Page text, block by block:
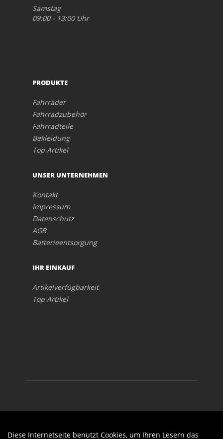
Samstag
09:00 - 13:00 Uhr
PRODUKTE
Fahrräder
Fahrradzubehör
Fahrradteile
Bekleidung
Top Artikel
UNSER UNTERNEHMEN
Kontakt
Impressum
Datenschutz
AGB
Batterieentsorgung
IHR EINKAUF
Artikelverfügbarkeit
Top Artikel
Diese Internetseite benutzt Cookies, um Ihren Lesern das
Auftrag widerrufen